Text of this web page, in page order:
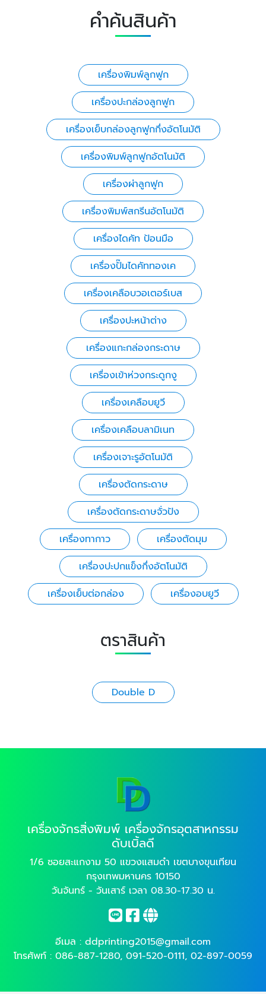
คำค้นสินค้า
เครื่องพิมพ์ลูกฟูก
เครื่องปะกล่องลูกฟูก
เครื่องเย็บกล่องลูกฟูกกึ่งอัตโนมัติ
เครื่องพิมพ์ลูกฟูกอัตโนมัติ
เครื่องผ่าลูกฟูก
เครื่องพิมพ์สกรีนอัตโนมัติ
เครื่องไดคัท ป้อนมือ
เครื่องปั๊มไดคัททองเค
เครื่องเคลือบวอเตอร์เบส
เครื่องปะหน้าต่าง
เครื่องแกะกล่องกระดาษ
เครื่องเข้าห่วงกระดูกงู
เครื่องเคลือบยูวี
เครื่องเคลือบลามิเนท
เครื่องเจาะรูอัตโนมัติ
เครื่องตัดกระดาษ
เครื่องตัดกระดาษจั่วปัง
เครื่องทากาว
เครื่องตัดมุม
เครื่องปะปกแข็งกึ่งอัตโนมัติ
เครื่องเย็บต่อกล่อง
เครื่องอบยูวี
ตราสินค้า
Double D
เครื่องจักรสิ่งพิมพ์ เครื่องจักรอุตสาหกรรม
ดับเบิ้ลดี
1/6 ซอยสะแกงาม 50 แขวงแสมดำ เขตบางขุนเทียน
กรุงเทพมหานคร 10150
วันจันทร์ - วันเสาร์ เวลา 08.30-17.30 น.
อีเมล : ddprinting2015@gmail.com
โทรศัพท์ : 086-887-1280, 091-520-0111, 02-897-0059